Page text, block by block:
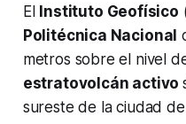
El Instituto Geofísico
Politécnica Nacional
metros sobre el nivel
estratovolcán activo
sureste de la ciudad de